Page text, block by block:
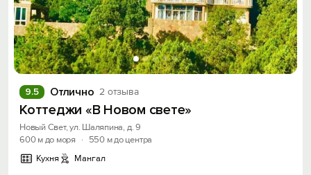
Отлично 2 отзыва
9.5
Коттеджи «В Новом свете»
Новый Свет, ул. Шаляпина, д. 9
600 м до моря
·
550 м до центра
Кухня
Мангал